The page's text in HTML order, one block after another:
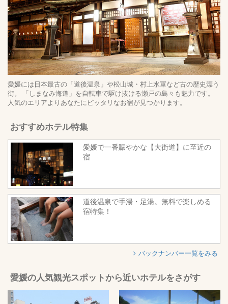
愛媛には日本最古の「道後温泉」や松山城・村上水軍など古の歴史漂う
街。 「しまなみ海道」を自転車で駆け抜ける瀬戸の島々も魅力です。
人気のエリアよりあなたにピッタリなお宿が見つかります。
おすすめホテル特集
愛媛で一番賑やかな【大街道】に至近の
宿
道後温泉で手湯・足湯。無料で楽しめる
宿特集！
バックナンバー一覧をみる
愛媛の人気観光スポットから近いホテルをさがす